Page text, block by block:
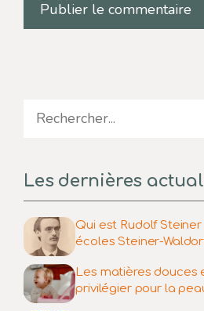
Search
Les dernières
Qui est Rudolf
écoles Steiner-
Les matières douces
privilégier pour la